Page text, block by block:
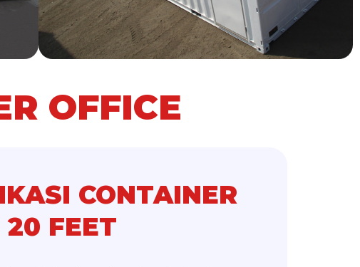
OFFICE
CONTAINER
20 FEET